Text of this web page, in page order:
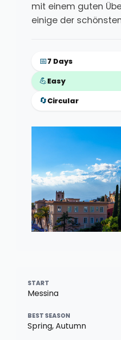
mit einem guten
einige der
📅7 Days
💪Easy
🔄Circular
START
Messina
BEST SEASON
Spring, Autumn